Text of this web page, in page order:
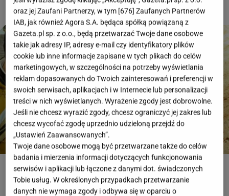
ROZWIĄŻ QUIZ
oraz jej Zaufani Partnerzy, w tym [676] Zaufanych Partnerów
IAB, jak również Agora S.A. będąca spółką powiązaną z
Gazeta.pl sp. z o.o., będą przetwarzać Twoje dane osobowe
takie jak adresy IP, adresy e-mail czy identyfikatory plików
cookie lub inne informacje zapisane w tych plikach do celów
marketingowych, w szczególności na potrzeby wyświetlania
reklam dopasowanych do Twoich zainteresowań i preferencji w
swoich serwisach, aplikacjach i w Internecie lub personalizacji
treści w nich wyświetlanych. Wyrażenie zgody jest dobrowolne.
Jeśli nie chcesz wyrazić zgody, chcesz ograniczyć jej zakres lub
chcesz wycofać zgodę uprzednio udzieloną przejdź do
„Ustawień Zaawansowanych”.
Twoje dane osobowe mogą być przetwarzane także do celów
badania i mierzenia informacji dotyczących funkcjonowania
serwisów i aplikacji lub łączone z danymi dot. świadczonych
Tobie usług. W określonych przypadkach przetwarzanie
danych nie wymaga zgody i odbywa się w oparciu o